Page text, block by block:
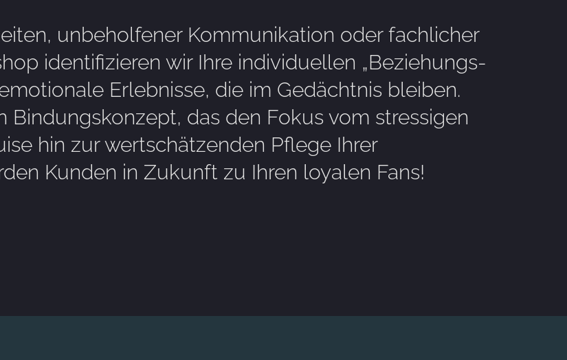
unbeholfener Kommunikation oder fachlicher
identifizieren wir Ihre individuellen „Beziehungs-
Erlebnisse, die im Gedächtnis bleiben.
das den Fokus vom stressigen
hin zur wertschätzenden Pflege Ihrer
Kunden in Zukunft zu Ihren loyalen Fans!